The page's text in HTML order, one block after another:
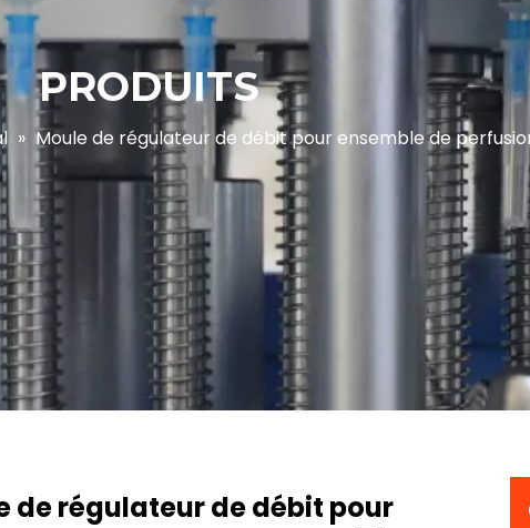
PRODUITS
» Moule de régulateur de débit pour ensemble de
de régulateur de débit pour